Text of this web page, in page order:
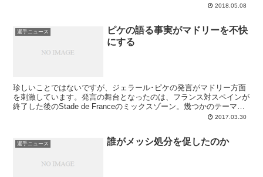
2018.05.08
選手ニュース
ピケの語る事実がマドリーを不快
にする
珍しいことではないですが、ジェラール･ピケの発言がマドリー方面
を刺激しています。発言の舞台となったのは、フランス対スペインが
終了した後のStade de Franceのミックスゾーン。幾つかのテーマを
語る中でジェリはサンティアゴ･ベルナベウの貴賓席に関して「メッ
知っていながら敢えて口にしたなかったことに言及し、それに対して
ルドネル副会長はこれに「ピケは事実を言っている」と擁護していま
2017.03.30
選手ニュース 誰がメッシ処分を促したのか